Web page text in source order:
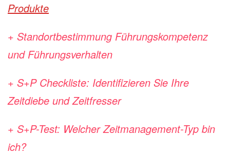
Produkte
+ Standortbestimmung Führungskompetenz
und Führungsverhalten
+ S+P Checkliste: Identifizieren Sie Ihre
Zeitdiebe und Zeitfresser
+ S+P-Test: Welcher Zeitmanagement-Typ bin
ich?